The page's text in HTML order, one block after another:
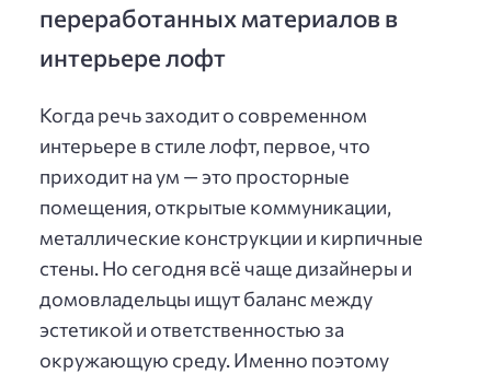
переработанных материалов в
интерьере лофт
Когда речь заходит о современном
интерьере в стиле лофт, первое, что
приходит на ум — это просторные
помещения, открытые коммуникации,
металлические конструкции и кирпичные
стены. Но сегодня всё чаще дизайнеры и
домовладельцы ищут баланс между
эстетикой и ответственностью за
окружающую среду. Именно поэтому